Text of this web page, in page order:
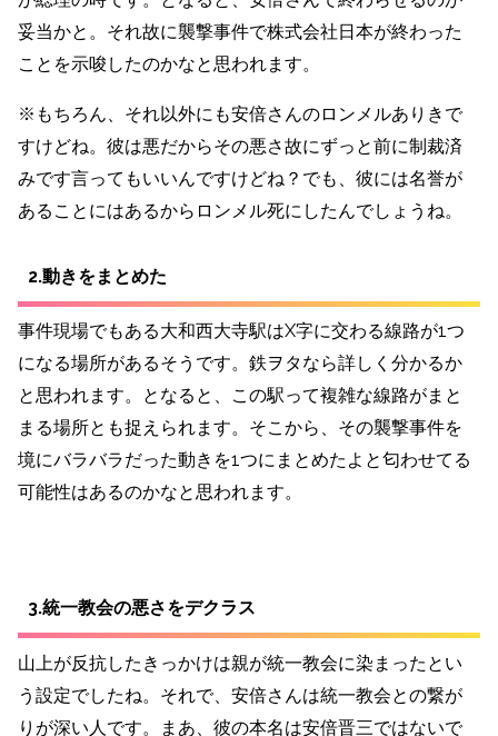
妥当かと。それ故に襲撃事件で株式会社日本が終わった
ことを示唆したのかなと思われます。
※もちろん、それ以外にも安倍さんのロンメルありきで
すけどね。彼は悪だからその悪さ故にずっと前に制裁済
みです言ってもいいんですけどね？でも、彼には名誉が
あることにはあるからロンメル死にしたんでしょうね。
2.動きをまとめた
事件現場でもある大和西大寺駅はX字に交わる線路が1つ
になる場所があるそうです。鉄ヲタなら詳しく分かるか
と思われます。となると、この駅って複雑な線路がまと
まる場所とも捉えられます。そこから、その襲撃事件を
境にバラバラだった動きを1つにまとめたよと匂わせてる
可能性はあるのかなと思われます。
3.統一教会の悪さをデクラス
山上が反抗したきっかけは親が統一教会に染まったとい
う設定でしたね。それで、安倍さんは統一教会との繋が
りが深い人です。まあ、彼の本名は安倍晋三ではないで